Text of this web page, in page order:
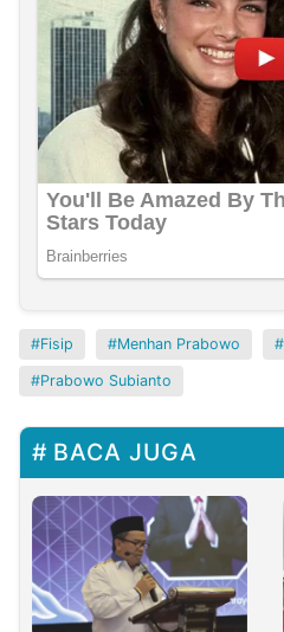
Fisip Menhan Prabowo
Prabowo Subianto
BACA JUGA